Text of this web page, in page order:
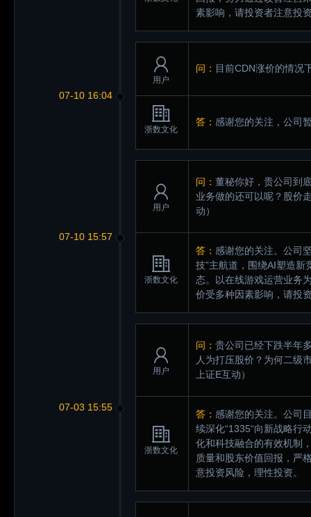
素影响，请投资者注意投
07-10 16:04
用户
问： 目前CDN涨价的情况
浙数文化
答： 感谢您的关注，公司
07-10 15:57
用户
问： 董秘你好，贵公司到
业务做的还可以呢？股价
动）
浙数文化
答： 感谢您的关注。公司
技”主航道，围绕AI塑造新
态。以在线游戏运营业务
价受多种因素影响，请投
07-03 15:55
用户
问： 贵公司已经下跌半年
人为打压股价？为何二级
上证E互动）
浙数文化
答： 感谢您的关注。公司
续深化“1335“向新战略行
化和科技融合的有效机制
质量和股东价值回报，严
意投资风险，理性投资。